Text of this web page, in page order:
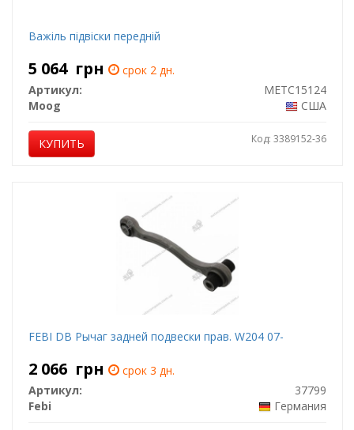
Важіль підвіски передній
5 064 грн
срок 2 дн.
Артикул:
METC15124
Moog
США
КУПИТЬ Код: 3389152-36
FEBI DB Рычаг задней подвески прав. W204 07-
2 066 грн
срок 3 дн.
Артикул:
37799
Febi
Германия